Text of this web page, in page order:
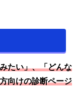
たい」、「どんな
向けの診断ページ